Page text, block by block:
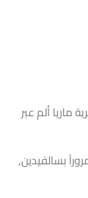
ماريا ألم عبر
بسالفيدين,